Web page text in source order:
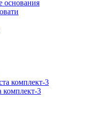
основания
комплект-3